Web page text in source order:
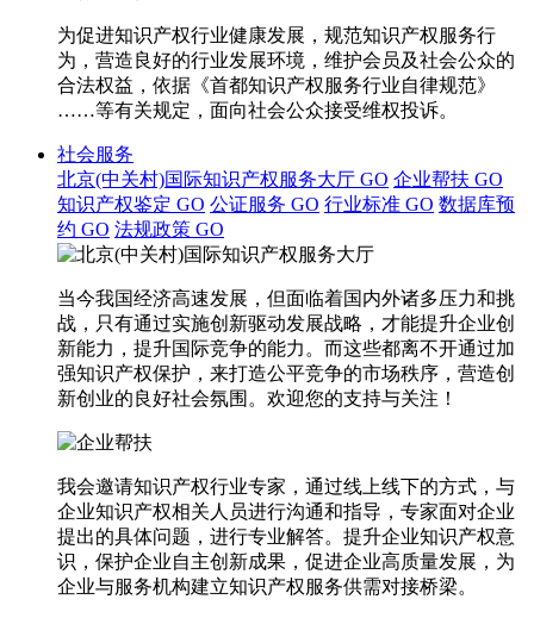
为促进知识产权行业健康发展，规范知识产权服务行
为，营造良好的行业发展环境，维护会员及社会公众的
合法权益，依据《首都知识产权服务行业自律规范》
……等有关规定，面向社会公众接受维权投诉。
社会服务
北京(中关村)国际知识产权服务大厅 GO 企业帮扶 GO
知识产权鉴定 GO 公证服务 GO 行业标准 GO 数据库预
约 GO 法规政策 GO
当今我国经济高速发展，但面临着国内外诸多压力和挑
战，只有通过实施创新驱动发展战略，才能提升企业创
新能力，提升国际竞争的能力。而这些都离不开通过加
强知识产权保护，来打造公平竞争的市场秩序，营造创
新创业的良好社会氛围。欢迎您的支持与关注！
我会邀请知识产权行业专家，通过线上线下的方式，与
企业知识产权相关人员进行沟通和指导，专家面对企业
提出的具体问题，进行专业解答。提升企业知识产权意
识，保护企业自主创新成果，促进企业高质量发展，为
企业与服务机构建立知识产权服务供需对接桥梁。